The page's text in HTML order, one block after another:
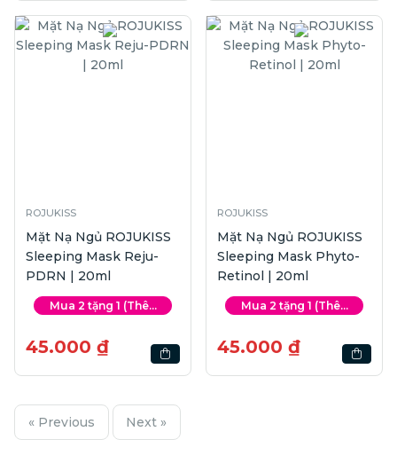
ROJUKISS
Mặt Nạ Ngủ ROJUKISS
Sleeping Mask Reju-
PDRN | 20ml
Mua 2 tặng 1 (Thê...
45.000 ₫
ROJUKISS
Mặt Nạ Ngủ ROJUKISS
Sleeping Mask Phyto-
Retinol | 20ml
Mua 2 tặng 1 (Thê...
45.000 ₫
« Previous Next »